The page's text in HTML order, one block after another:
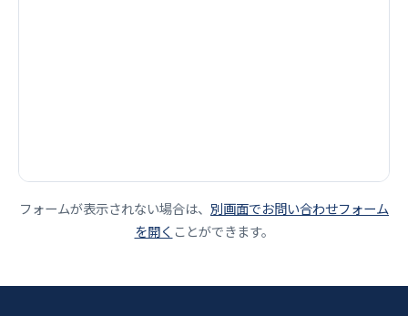
フォームが表示されない場合は、 別画面でお問い合わせフォーム
を開く ことができます。